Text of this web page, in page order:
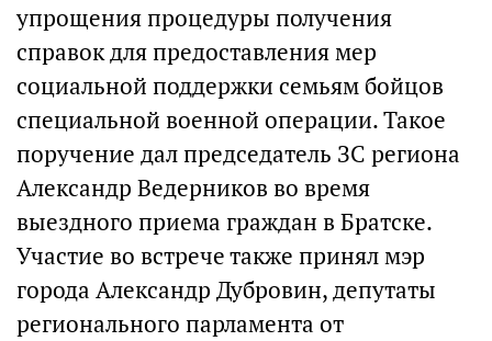
упрощения процедуры получения
справок для предоставления мер
социальной поддержки семьям бойцов
специальной военной операции. Такое
поручение дал председатель ЗС региона
Александр Ведерников во время
выездного приема граждан в Братске.
Участие во встрече также принял мэр
города Александр Дубровин, депутаты
регионального парламента от